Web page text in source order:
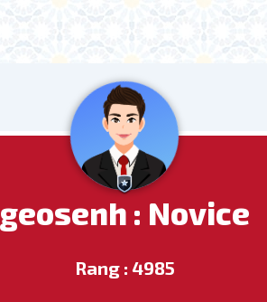
geosenh : Novice
Rang : 4985